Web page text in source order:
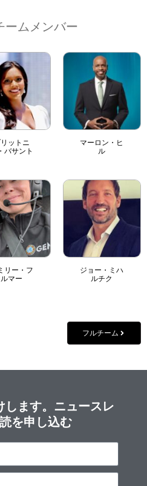
ームメンバー
ットニ
バサント
マーロン・ヒ
ル
リー・フ
ルマー
ジョー・ミハ
ルチク
フルチーム
します。ニュースレ
を申し込む